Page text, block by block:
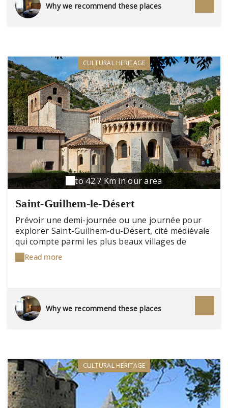
Why we recommend these places
CULTURAL HERITAGE
to 42.7 Km in our area
Saint-Guilhem-le-Désert
Prévoir une demi-journée ou une journée pour
explorer Saint-Guilhem-du-Désert, cité médiévale
qui compte parmi les plus beaux villages de
France. Visiter [l'abbaye de Gellone] (patrimoine
de l'UNESCO) et le village, avant de partir
inoubliable en canoë dans les [gorges de
l'Hérault].
Read more
Why we recommend these places
CULTURAL HERITAGE